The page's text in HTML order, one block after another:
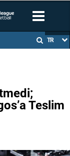
TR
Teslim